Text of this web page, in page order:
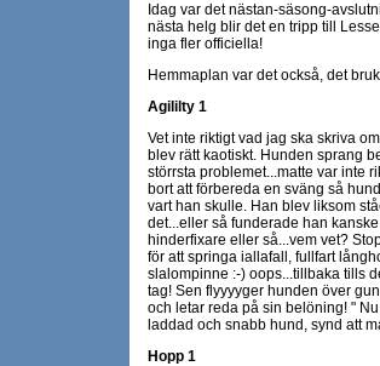
Idag var det nästan-säsong-
nästa helg blir det en tripp till
inga fler officiella!
Hemmaplan var det också, det
Agililty 1
Vet inte riktigt vad jag ska skriva
blev rätt kaotiskt. Hunden sprang
störrsta problemet...matte var inte
bort att förbereda en sväng så
vart han skulle. Han blev liksom
det...eller så funderade han
hinderfixare eller så...vem vet?
för att springa iallafall, fullfart
slalompinne :-) oops...tillbaka tills
tag! Sen flyyyyger hunden över
och letar reda på sin belöning! "
laddad och snabb hund, synd att
Hopp 1